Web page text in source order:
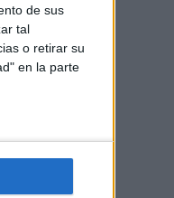
de sus
tal
o retirar su
en la parte